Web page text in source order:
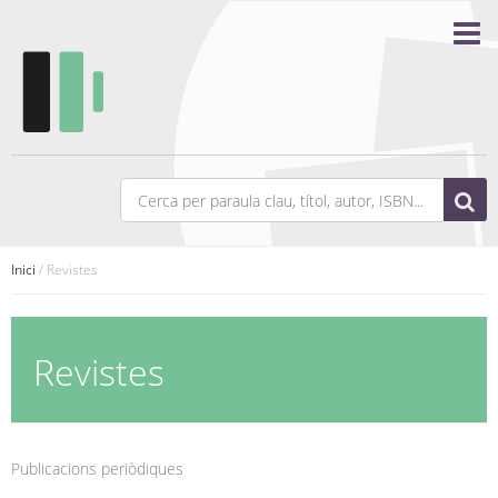
Inici / Revistes
Revistes
Publicacions periòdiques